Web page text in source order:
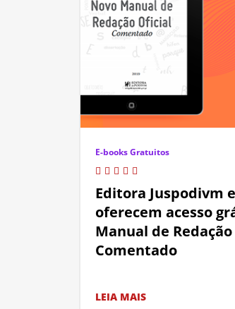
E-books Gratuitos
Editora Juspodivm
oferecem acesso
Manual de
Comentado
LEIA MAIS